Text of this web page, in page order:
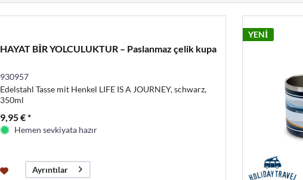
HAYAT BİR YOLCULUKTUR – Paslanmaz çelik kupa
930957
Edelstahl Tasse mit Henkel LIFE IS A JOURNEY, schwarz,
350ml
9,95 € *
Hemen sevkiyata hazır
Ayrıntılar
YENİ